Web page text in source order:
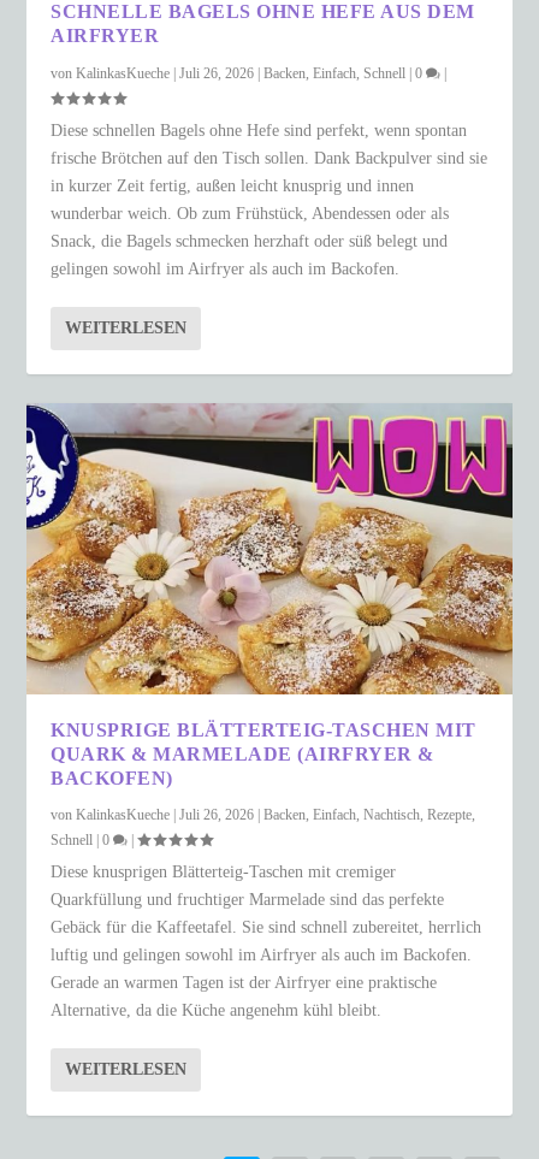
SCHNELLE BAGELS OHNE HEFE AUS DEM
AIRFRYER
vonKalinkasKueche |Juli 26, 2026 |Backen,Einfach,Schnell |0
Diese schnellen Bagels ohne Hefe sind perfekt, wenn spontan
frische Brötchen auf den Tisch sollen. Dank Backpulver sind sie
in kurzer Zeit fertig, außen leicht knusprig und innen
wunderbar weich. Ob zum Frühstück, Abendessen oder als
Snack, die Bagels schmecken herzhaft oder süß belegt und
gelingen sowohl im Airfryer als auch im Backofen.
WEITERLESEN
KNUSPRIGE BLÄTTERTEIG-TASCHEN MIT
QUARK & MARMELADE (AIRFRYER &
BACKOFEN)
vonKalinkasKueche |Juli 26, 2026 |Backen,Einfach,Nachtisch,Rezepte,
Schnell |0 |
Diese knusprigen Blätterteig-Taschen mit cremiger
Quarkfüllung und fruchtiger Marmelade sind das perfekte
Gebäck für die Kaffeetafel. Sie sind schnell zubereitet, herrlich
luftig und gelingen sowohl im Airfryer als auch im Backofen.
Gerade an warmen Tagen ist der Airfryer eine praktische
Alternative, da die Küche angenehm kühl bleibt.
WEITERLESEN